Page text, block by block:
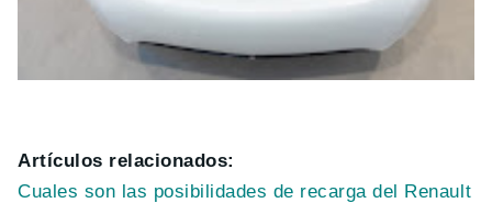
Artículos relacionados:
Cuales son las posibilidades de recarga del Renault